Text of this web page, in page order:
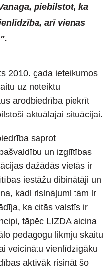
piebilstot, ka
arī vienas
2010. gada ieteikumos
uz noteiktu
arodbiedrība piekrīt
aktuālajai situācijai.
saprot
un izglītības
dažādās vietās ir
iestāžu dibinātāji un
kādi risinājumi tām ir
ka citās valstīs ir
tāpēc LIZDA aicina
pedagogu likmju skaitu
veicinātu vienlīdzīgāku
aktīvāk risināt šo